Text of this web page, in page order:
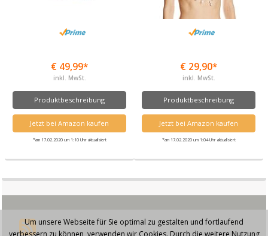
€ 49,99*
inkl. MwSt.
Produktbeschreibung
Jetzt bei Amazon kaufen
*am 17.02.2020 um 1:10 Uhr aktualisiert
€ 29,90*
inkl. MwSt.
Produktbeschreibung
Jetzt bei Amazon kaufen
*am 17.02.2020 um 1:04 Uhr aktualisiert
Um unsere Webseite für Sie optimal zu gestalten und fortlaufend
verbessern zu können, verwenden wir Cookies. Durch die weitere Nutzung